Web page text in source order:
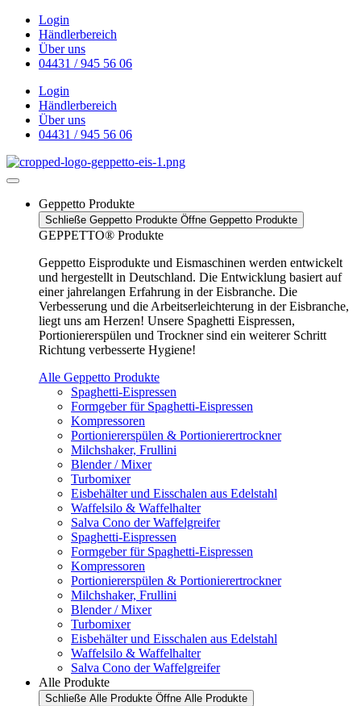
Zum
Inhalt
wechseln
Login
Händlerbereich
Über uns
04431 / 945 56 06
Login
Händlerbereich
Über uns
04431 / 945 56 06
Geppetto Produkte
Schließe Geppetto Produkte Öffne Geppetto Produkte
GEPPETTO® Produkte
Geppetto Eisprodukte und Eismaschinen werden entwickelt
und hergestellt in Deutschland. Die Entwicklung basiert auf
einer jahrelangen Erfahrung in der Eisbranche. Die
Verbesserung und die Arbeitserleichterung in der Eisbranche,
liegt uns am Herzen! Unsere Spaghetti Eispressen,
Portioniererspülen und Trockner sind ein weiterer Schritt
Richtung verbesserte Hygiene!
Alle Geppetto Produkte
Spaghetti-Eispressen
Formgeber für Spaghetti-Eispressen
Kompressoren
Portioniererspülen & Portionierertrockner
Milchshaker, Frullini
Blender / Mixer
Turbomixer
Eisbehälter und Eisschalen aus Edelstahl
Waffelsilo & Waffelhalter
Salva Cono der Waffelgreifer
Spaghetti-Eispressen
Formgeber für Spaghetti-Eispressen
Kompressoren
Portioniererspülen & Portionierertrockner
Milchshaker, Frullini
Blender / Mixer
Turbomixer
Eisbehälter und Eisschalen aus Edelstahl
Waffelsilo & Waffelhalter
Salva Cono der Waffelgreifer
Alle Produkte
Schließe Alle Produkte Öffne Alle Produkte